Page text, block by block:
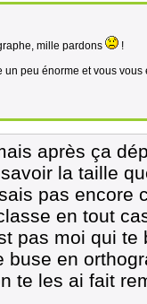
mille pardons
!
un peu énorme et vous vous
après ça
la taille
pas encore
en tout
pas moi qui
buse en
te les ai fait